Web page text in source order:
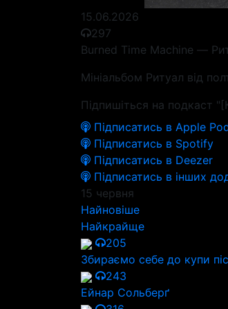
15.06.2026
297
Burned Time Machine —
Мініальбом Ритуал від
Підпишіться на подкаст
Підписатись в Apple
Підписатись в Spotify
Підписатись в Deezer
Підписатись в інших
15 червня
Найновіше
Найкрайще
205
Збираємо себе до купи
243
Ейнар Сольберґ